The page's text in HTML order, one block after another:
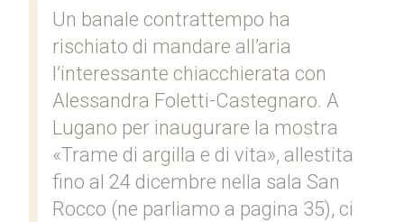
Un banale contrattempo ha
rischiato di mandare all’aria
l’interessante chiacchierata con
Alessandra Foletti-Castegnaro. A
Lugano per inaugurare la mostra
«Trame di argilla e di vita», allestita
fino al 24 dicembre nella sala San
Rocco (ne parliamo a pagina 35), ci